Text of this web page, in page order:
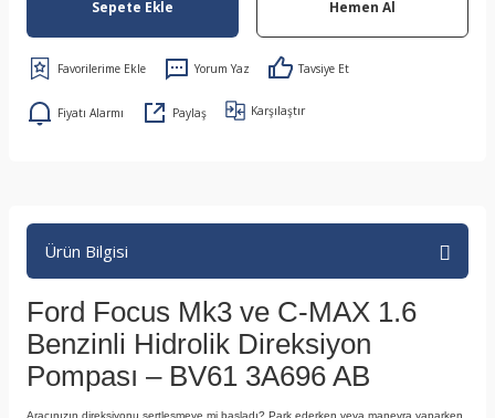
Sepete Ekle Hemen Al
Yorum Yaz Tavsiye Et
Fiyatı Alarmı Paylaş Karşılaştır
Ürün Bilgisi
Ford Focus Mk3 ve C-MAX 1.6
Benzinli Hidrolik Direksiyon
Pompası – BV61 3A696 AB
Aracınızın direksiyonu sertleşmeye mi başladı? Park ederken veya manevra yaparken